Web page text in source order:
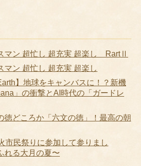
マン 超忙し 超充実 超楽し RartⅡ
マン 超忙し 超充実 超楽し
】地球をキャンバスに！？新機
」の衝撃とAI時代の「ガードレ
徳どころか「六文の徳」！最高の朝
市民祭りに参加して参りまし
れる大月の夏〜